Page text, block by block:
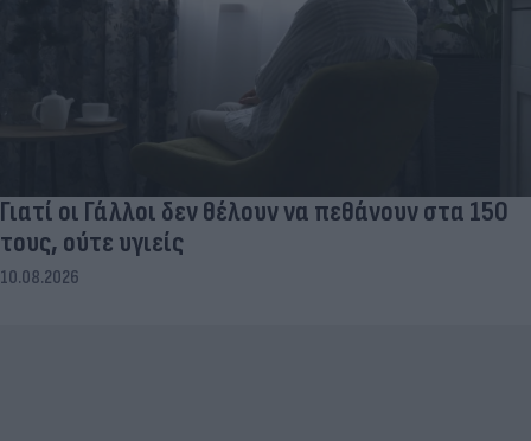
Γιατί οι Γάλλοι δεν θέλουν να πεθάνουν στα 150
τους, ούτε υγιείς
10.08.2026